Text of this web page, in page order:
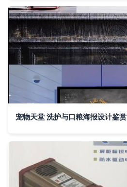
宠物天堂 洗护与口粮海报设计鉴赏